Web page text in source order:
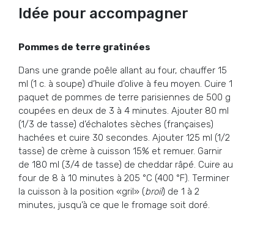
Idée pour accompagner
Pommes de terre gratinées
Dans une grande poêle allant au four, chauffer 15
ml (1 c. à soupe) d’huile d’olive à feu moyen. Cuire 1
paquet de pommes de terre parisiennes de 500 g
coupées en deux de 3 à 4 minutes. Ajouter 80 ml
(1/3 de tasse) d’échalotes sèches (françaises)
hachées et cuire 30 secondes. Ajouter 125 ml (1/2
tasse) de crème à cuisson 15% et remuer. Garnir
de 180 ml (3/4 de tasse) de cheddar râpé. Cuire au
four de 8 à 10 minutes à 205 °C (400 °F). Terminer
la cuisson à la position «gril» (broil) de 1 à 2
minutes, jusqu’à ce que le fromage soit doré.